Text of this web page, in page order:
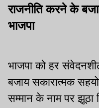
राजनीति करने के
भाजपा
भाजपा को हर
बजाय सकारात्मक
सम्मान के नाम पर झूठा